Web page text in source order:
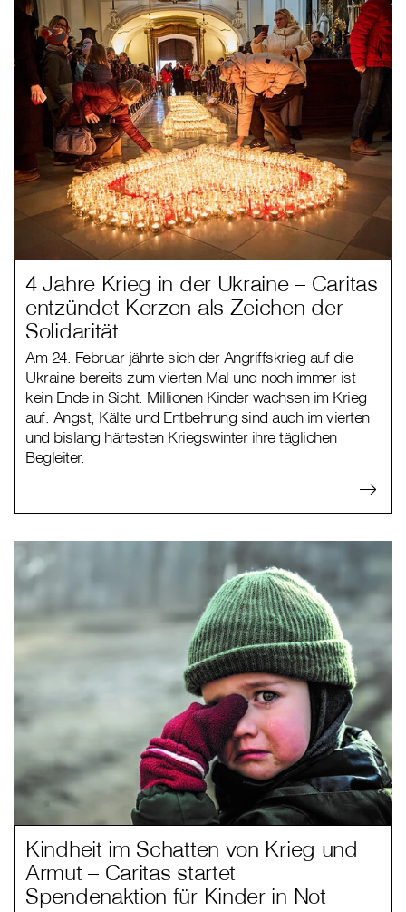
4 Jahre Krieg in der Ukraine – Caritas
entzündet Kerzen als Zeichen der
Solidarität
Am 24. Februar jährte sich der Angriffskrieg auf die
Ukraine bereits zum vierten Mal und noch immer ist
kein Ende in Sicht. Millionen Kinder wachsen im Krieg
auf. Angst, Kälte und Entbehrung sind auch im vierten
und bislang härtesten Kriegswinter ihre täglichen
Begleiter.
Kindheit im Schatten von Krieg und
Armut – Caritas startet
Spendenaktion für Kinder in Not